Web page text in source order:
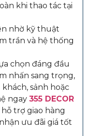
khi thao tác tại
nhờ kỹ thuật
trần và hệ thống
chọn đáng đầu
nhấn sang trọng,
sảnh hoặc
ngay 355 DECOR
trợ giao hàng
ưu đãi giá tốt